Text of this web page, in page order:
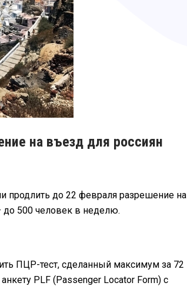
на въезд для россиян
продлить до 22 февраля разрешение на
до 500 человек в неделю.
ПЦР-тест, сделанный максимум за 72
PLF (Passenger Locator Form) с